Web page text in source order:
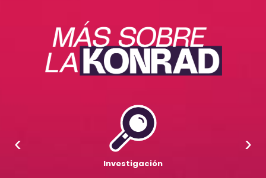
‹
Investigación
›